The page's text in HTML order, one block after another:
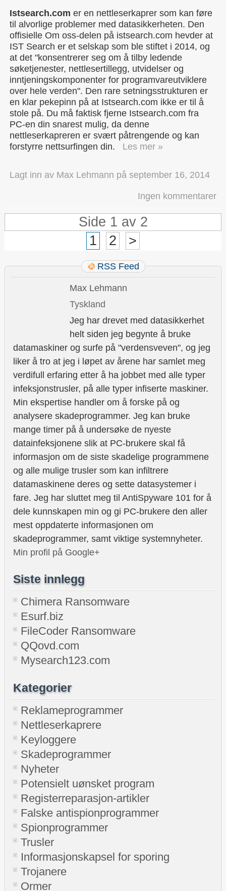
Istsearch.com er en nettleserkaprer som kan føre
til alvorlige problemer med datasikkerheten. Den
offisielle Om oss-delen på istsearch.com hevder at
IST Search er et selskap som ble stiftet i 2014, og
at det "konsentrerer seg om å tilby ledende
søketjenester, nettlesertillegg, utvidelser og
inntjeningskomponenter for programvareutviklere
over hele verden". Den rare setningsstrukturen er
en klar pekepinn på at Istsearch.com ikke er til å
stole på. Du må faktisk fjerne Istsearch.com fra
PC-en din snarest mulig, da denne
nettleserkapreren er svært påtrengende og kan
forstyrre nettsurfingen din.
Les mer »
Lagt inn av Max Lehmann på september 16, 2014
Ingen kommentarer
Side 1 av 2
1
2 >
RSS Feed
Max Lehmann
Tyskland
Jeg har drevet med datasikkerhet
helt siden jeg begynte å bruke
datamaskiner og surfe på "verdensveven", og jeg
liker å tro at jeg i løpet av årene har samlet meg
verdifull erfaring etter å ha jobbet med alle typer
infeksjonstrusler, på alle typer infiserte maskiner.
Min ekspertise handler om å forske på og
analysere skadeprogrammer. Jeg kan bruke
mange timer på å undersøke de nyeste
datainfeksjonene slik at PC-brukere skal få
informasjon om de siste skadelige programmene
og alle mulige trusler som kan infiltrere
datamaskinene deres og sette datasystemer i
fare. Jeg har sluttet meg til AntiSpyware 101 for å
dele kunnskapen min og gi PC-brukere den aller
mest oppdaterte informasjonen om
skadeprogrammer, samt viktige systemnyheter.
Min profil på Google+
Siste innlegg
Chimera Ransomware
Esurf.biz
FileCoder Ransomware
QQovd.com
Mysearch123.com
Kategorier
Reklameprogrammer
Nettleserkaprere
Keyloggere
Skadeprogrammer
Nyheter
Potensielt uønsket program
Registerreparasjon-artikler
Falske antispionprogrammer
Spionprogrammer
Trusler
Informasjonskapsel for sporing
Trojanere
Ormer